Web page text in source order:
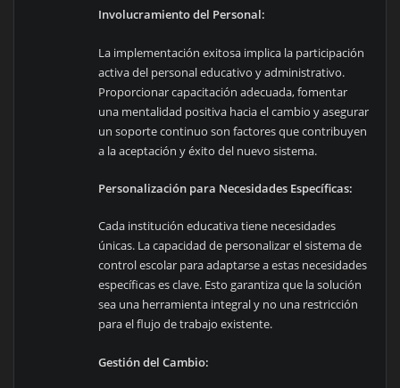
Involucramiento del Personal:
La implementación exitosa implica la participación
activa del personal educativo y administrativo.
Proporcionar capacitación adecuada, fomentar
una mentalidad positiva hacia el cambio y asegurar
un soporte continuo son factores que contribuyen
a la aceptación y éxito del nuevo sistema.
Personalización para Necesidades Específicas:
Cada institución educativa tiene necesidades
únicas. La capacidad de personalizar el sistema de
control escolar para adaptarse a estas necesidades
específicas es clave. Esto garantiza que la solución
sea una herramienta integral y no una restricción
para el flujo de trabajo existente.
Gestión del Cambio: